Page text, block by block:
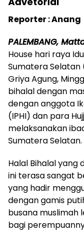
Reporter : Anang
PALEMBANG,
House hari raya
Sumatera Selatan
Griya Agung,
bihalal dengan
dengan anggota
(IPHI) dan para
melaksanakan
Sumatera Selatan.
Halal Bihalal yang
ini terasa sangat
yang hadir
dengan gamis
busana muslimah
bagi